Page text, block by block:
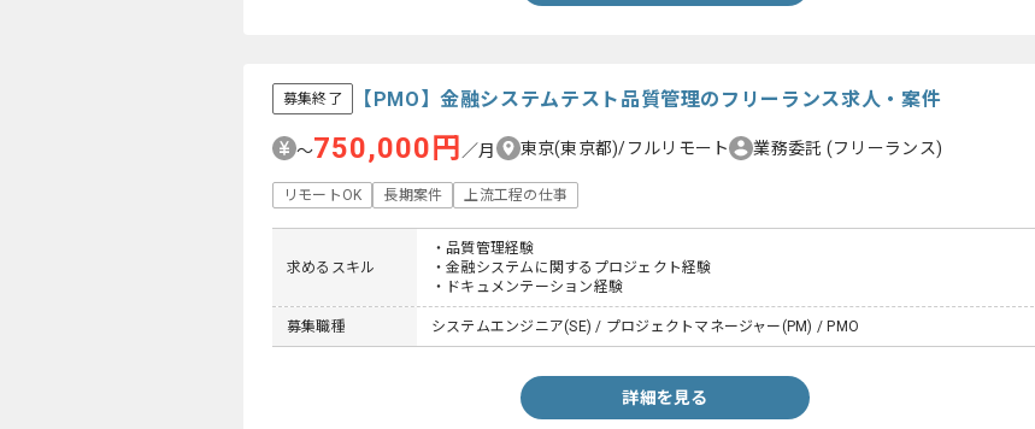
募集終了 【PMO】金融システムテスト品質管理のフリーランス求人・案件
〜750,000円 ／月 東京(東京都)/フルリモート 業務委託 (フリーランス)
リモートOK 長期案件 上流工程の仕事
求めるスキル
・品質管理経験
・金融システムに関するプロジェクト経験
・ドキュメンテーション経験
募集職種 システムエンジニア(SE) / プロジェクトマネージャー(PM) / PMO
詳細を見る